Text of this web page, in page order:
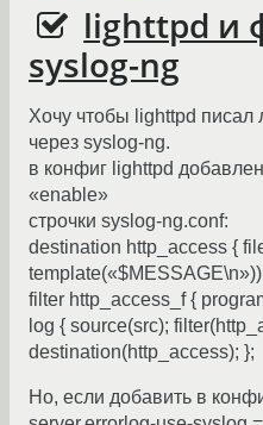
lighttpd и
syslog-ng
Хочу чтобы lighttpd писал
через syslog-ng.
в конфиг lighttpd
«enable»
строчки syslog-ng.conf:
destination http_access {
filter http_access_f {
log { source(src);
destination(http_access); };
Но, если добавить в